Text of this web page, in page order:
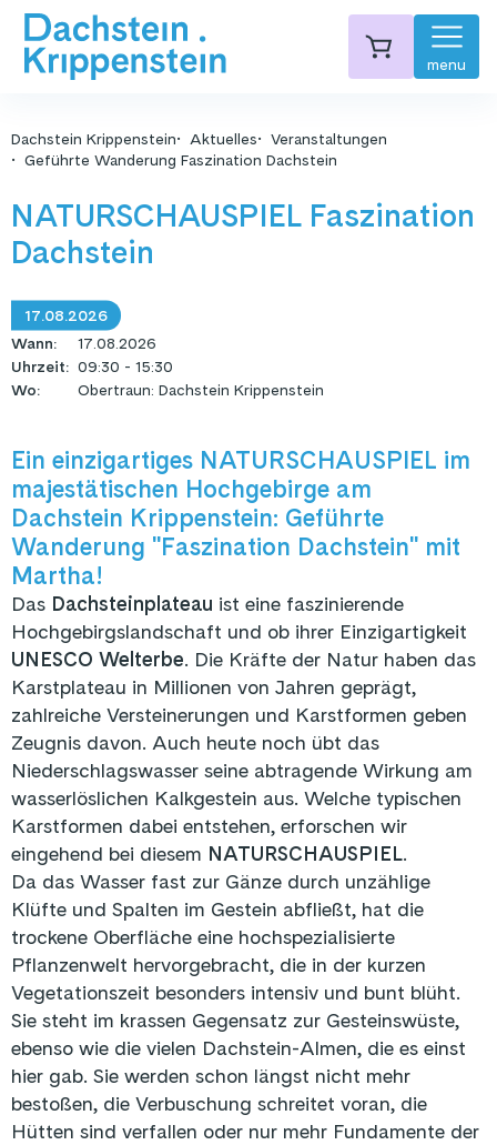
menu
Dachstein Krippenstein Aktuelles
Veranstaltungen
Geführte Wanderung Faszination Dachstein
NATURSCHAUSPIEL Faszination
Dachstein
17.08.2026
Wann:
17.08.2026
Uhrzeit: 09:30 - 15:30
Wo: Obertraun: Dachstein Krippenstein
Ein einzigartiges NATURSCHAUSPIEL im
majestätischen Hochgebirge am
Dachstein Krippenstein: Geführte
Wanderung "Faszination Dachstein" mit
Martha!
Das Dachsteinplateau ist eine faszinierende
Hochgebirgslandschaft und ob ihrer Einzigartigkeit
UNESCO Welterbe. Die Kräfte der Natur haben das
Karstplateau in Millionen von Jahren geprägt,
zahlreiche Versteinerungen und Karstformen geben
Zeugnis davon. Auch heute noch übt das
Niederschlagswasser seine abtragende Wirkung am
wasserlöslichen Kalkgestein aus. Welche typischen
Karstformen dabei entstehen, erforschen wir
eingehend bei diesem NATURSCHAUSPIEL.
Da das Wasser fast zur Gänze durch unzählige
Klüfte und Spalten im Gestein abfließt, hat die
trockene Oberfläche eine hochspezialisierte
Pflanzenwelt hervorgebracht, die in der kurzen
Vegetationszeit besonders intensiv und bunt blüht.
Sie steht im krassen Gegensatz zur Gesteinswüste,
ebenso wie die vielen Dachstein-Almen, die es einst
hier gab. Sie werden schon längst nicht mehr
bestoßen, die Verbuschung schreitet voran, die
Hütten sind verfallen oder nur mehr Fundamente der